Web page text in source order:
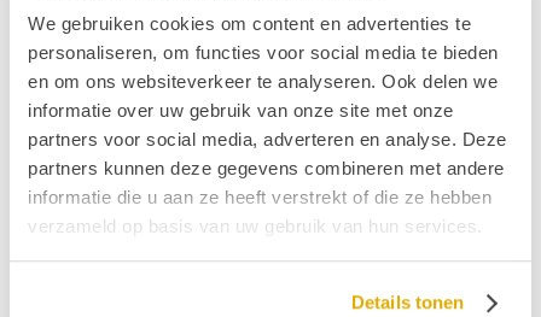
We gebruiken cookies om content en advertenties te
personaliseren, om functies voor social media te bieden
en om ons websiteverkeer te analyseren. Ook delen we
informatie over uw gebruik van onze site met onze
partners voor social media, adverteren en analyse. Deze
partners kunnen deze gegevens combineren met andere
informatie die u aan ze heeft verstrekt of die ze hebben
verzameld op basis van uw gebruik van hun services.
Details tonen
naar de mogelijkheden of kijk op de
agenda
of er
binnenkort een webinar, gespreksgroep of tinnitus
trefpunt is, zodat je informatie en ervaringen kunt
uitwisselen.